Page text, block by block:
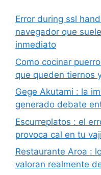
Error during ssl
navegador que
inmediato
Como cocinar
que queden tiernos
Gege Akutami : la
generado debate
Escurreplatos : el
provoca cal en tu
Restaurante Aroa :
valoran realmente